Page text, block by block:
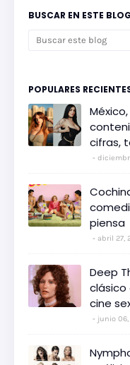
BUSCAR EN ESTE BLOG
POPULARES
cifras,
piensa
abril 27,
Deep
clásico
cine
junio 06,